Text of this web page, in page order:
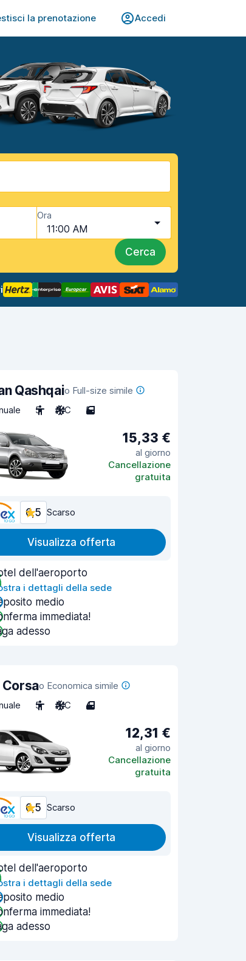
la prenotazione Accedi
Ora
11:00 AM
Cerca
Qashqaio Full-size simile
5 A/C 5
15,33 €
al giorno
Cancellazione
gratuita
6,5 Scarso
Visualizza offerta
dell'aeroporto
i dettagli della sede
medio
immediata!
adesso
Corsao Economica simile
5 A/C 4
12,31 €
al giorno
Cancellazione
gratuita
6,5 Scarso
Visualizza offerta
dell'aeroporto
i dettagli della sede
medio
immediata!
adesso